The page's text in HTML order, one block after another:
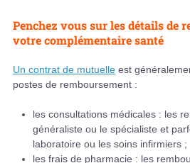
Penchez vous sur les détails de
votre complémentaire santé
Un contrat de mutuelle est
postes de remboursement :
les consultations médicales : les
généraliste ou le spécialiste et
laboratoire ou les soins infirmiers ;
les frais de pharmacie : les